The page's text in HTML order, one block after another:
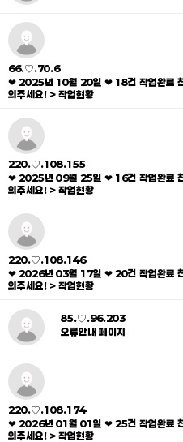
66.♡.70.6
❤ 2025년 10월 20일 ❤ 18건 작업완료
의주세요! > 작업현황
220.♡.108.155
❤ 2025년 09월 25일 ❤ 16건 작업완료
의주세요! > 작업현황
220.♡.108.146
❤ 2026년 03월 17일 ❤ 20건 작업완료
의주세요! > 작업현황
85.♡.96.203
오류안내 페이지
220.♡.108.174
❤ 2026년 01월 01일 ❤ 25건 작업완료
의주세요! > 작업현황